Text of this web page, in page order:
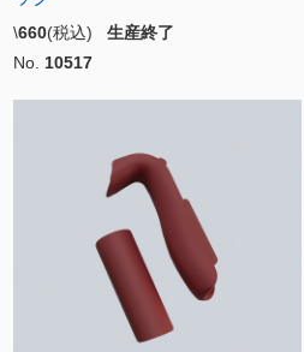
\660(税込) 生産終了
No. 10517